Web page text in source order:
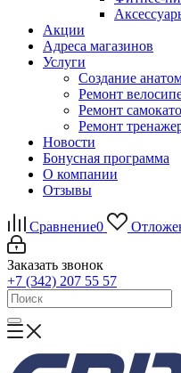
Акции
Адреса магазинов
Услуги
Создание
Ремонт
Ремонт
Ремонт
Новости
Бонусная программа
О компании
Отзывы
Сравнение0
Заказать звонок
+7 (342) 207 55 57